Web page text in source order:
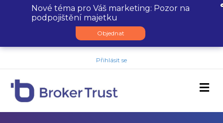
Přihlásit se
Nové téma pro Váš marketing: Pozor na
podpojištění majetku
Objednat